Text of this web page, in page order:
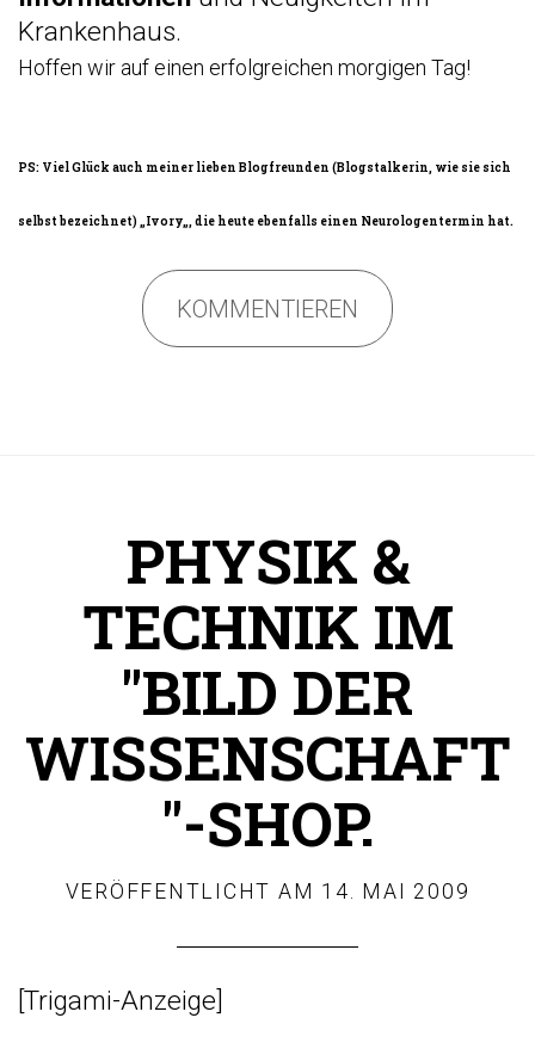
Krankenhaus.
Hoffen wir auf einen erfolgreichen morgigen Tag!
PS: Viel Glück auch meiner lieben Blogfreunden (Blogstalkerin, wie sie sich
selbst bezeichnet) „Ivory„, die heute ebenfalls einen Neurologentermin hat.
KOMMENTIEREN
PHYSIK &
TECHNIK IM
"BILD DER
WISSENSCHAFT
"-SHOP.
VERÖFFENTLICHT AM 14. MAI 2009
[Trigami-Anzeige]